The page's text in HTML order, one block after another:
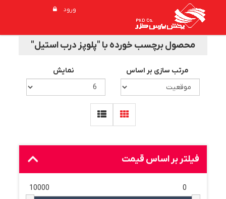
ورود
محصول برچسب خورده با "پلوپز درب استیل"
مرتب سازی بر اساس نمایش
فیلتر بر اساس قیمت
0
10000